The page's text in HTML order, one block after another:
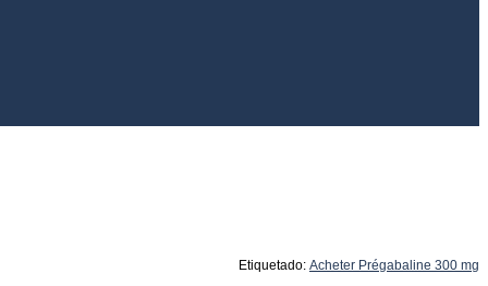
Etiquetado: Acheter Prégabaline 300 mg